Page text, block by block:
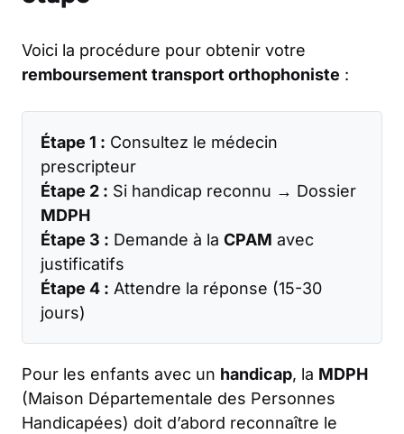
Voici la procédure pour obtenir votre
remboursement transport orthophoniste :
Étape 1 : Consultez le médecin
prescripteur
Étape 2 : Si handicap reconnu → Dossier
MDPH
Étape 3 : Demande à la CPAM avec
justificatifs
Étape 4 : Attendre la réponse (15-30
jours)
Pour les enfants avec un handicap, la MDPH
(Maison Départementale des Personnes
Handicapées) doit d’abord reconnaître le